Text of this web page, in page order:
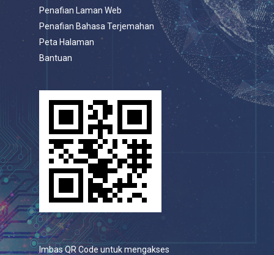
Penafian Laman Web
Penafian Bahasa Terjemahan
Peta Halaman
Bantuan
Imbas QR Code untuk mengakses